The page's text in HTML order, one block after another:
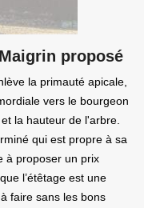
proposé
la primauté apicale,
vers le bourgeon
la hauteur de l'arbre.
qui est propre à sa
à proposer un prix
l’étêtage est une
faire sans les bons